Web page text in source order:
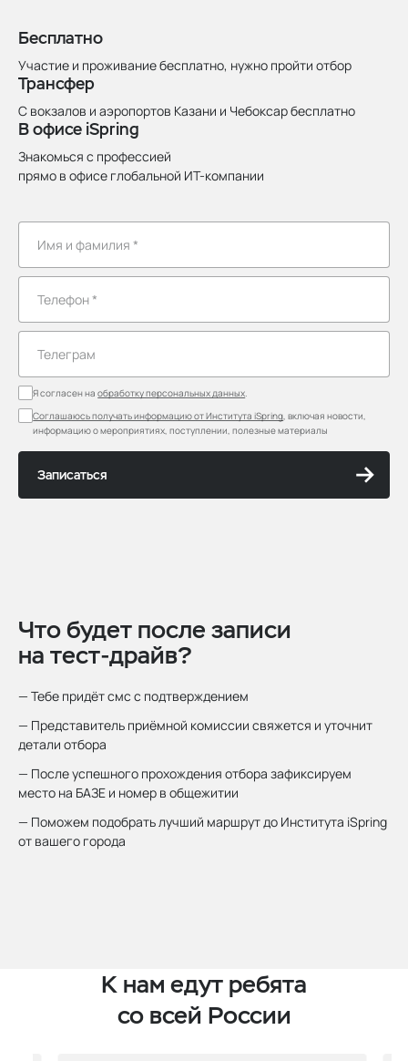
Бесплатно
Участие и проживание бесплатно, нужно пройти отбор
Трансфер
С вокзалов и аэропортов Казани и Чебоксар бесплатно
В офисе iSpring
Знакомься с профессией
прямо в офисе глобальной ИТ-компании
Я согласен наобработку персональных данных
Соглашаюсь получать информацию от Института iSpring , включая новости,
информацию о мероприятиях, поступлении, полезные материалы
Записаться
Что будет после записи
на тест‑драйв?
— Тебе придёт смс с подтверждением
— Представитель приёмной комиссии свяжется и уточнит
детали отбора
— После успешного прохождения отбора зафиксируем
место на БАЗЕ и номер в общежитии
— Поможем подобрать лучший маршрут до Института iSpring
от вашего города
К нам едут ребята
со всей России